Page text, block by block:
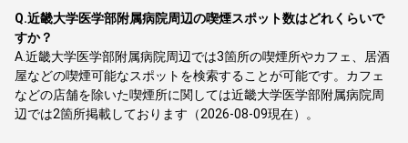
Q.近畿大学医学部附属病院周辺の喫煙スポット数はどれくらいで
すか？
A.近畿大学医学部附属病院周辺では3箇所の喫煙所やカフェ、居酒
屋などの喫煙可能なスポットを検索することが可能です。カフェ
などの店舗を除いた喫煙所に関しては近畿大学医学部附属病院周
辺では2箇所掲載しております（2026-08-09現在）。